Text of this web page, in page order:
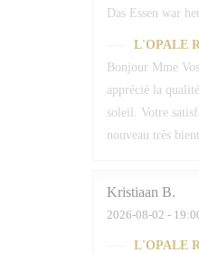
Das Essen war
L'OPALE
Bonjour Mme
apprécié la
soleil. Votre
nouveau très
Kristiaan B
2026-08-02 -
L'OPALE